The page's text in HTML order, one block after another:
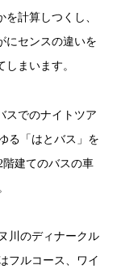
を計算しつくし、
にセンスの違いを
しまいます。
スでのナイトツア
る「はとバス」を
建てのバスの車
川のディナークル
フルコース、ワイ